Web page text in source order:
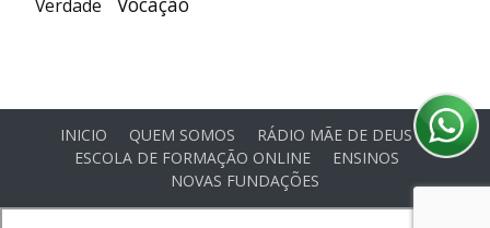
Verdade
INICIO QUEM SOMOS
RÁDIO MÃE DE DEUS
ESCOLA DE FORMAÇÃO ONLINE
ENSINOS
NOVAS FUNDAÇÕES